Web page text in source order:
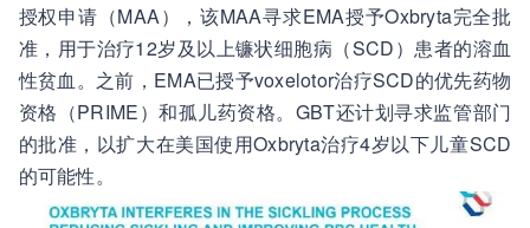
授权申请（MAA），该MAA寻求EMA授予Oxbryta完全批
准，用于治疗12岁及以上镰状细胞病（SCD）患者的溶血
性贫血。之前，EMA已授予voxelotor治疗SCD的优先药物
资格（PRIME）和孤儿药资格。GBT还计划寻求监管部门
的批准，以扩大在美国使用Oxbryta治疗4岁以下儿童SCD
的可能性。